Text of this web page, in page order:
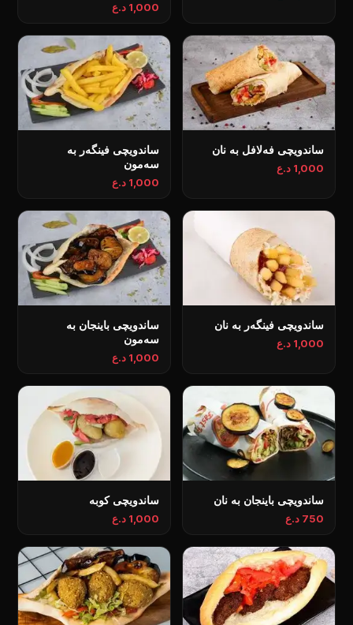
1,000 د.ع
ساندویچی فەلافل بە نان
1,000 د.ع
ساندویچی فینگەر بە
سەمون
1,000 د.ع
ساندویچی فینگەر بە نان
1,000 د.ع
ساندویچی باینجان بە
سەمون
1,000 د.ع
ساندویچی باینجان بە نان
750 د.ع
ساندویچی کوبە
1,000 د.ع